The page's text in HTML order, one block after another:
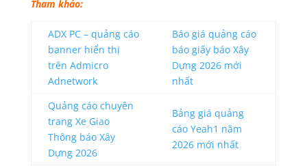
Tham khảo:
ADX PC – quảng cáo
banner hiển thị
trên Admicro
Adnetwork
Báo giá quảng cáo
báo giấy báo Xây
Dựng 2026 mới
nhất
Quảng cáo chuyên
trang Xe Giao
Thông báo Xây
Dựng 2026
Bảng giá quảng
cáo Yeah1 năm
2026 mới nhất